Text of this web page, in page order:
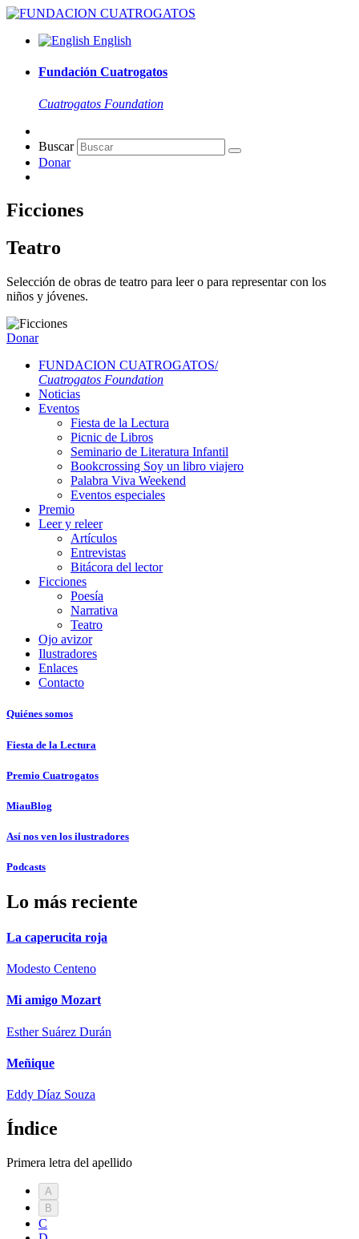
English
Fundación Cuatrogatos
Cuatrogatos Foundation
Buscar
Donar
Ficciones
Teatro
Selección de obras de teatro para leer o para representar con los
niños y jóvenes.
Donar
FUNDACION CUATROGATOS/
Cuatrogatos Foundation
Noticias
Eventos
Fiesta de la Lectura
Picnic de Libros
Seminario de Literatura Infantil
Bookcrossing Soy un libro viajero
Palabra Viva Weekend
Eventos especiales
Premio
Leer y releer
Artículos
Entrevistas
Bitácora del lector
Ficciones
Poesía
Narrativa
Teatro
Ojo avizor
Ilustradores
Enlaces
Contacto
Quiénes somos
Fiesta de la Lectura
Premio Cuatrogatos
MiauBlog
Así nos ven los ilustradores
Podcasts
Lo más reciente
La caperucita roja
Modesto Centeno
Mi amigo Mozart
Esther Suárez Durán
Meñique
Eddy Dí­az Souza
Índice
Primera letra del apellido
A
B
C